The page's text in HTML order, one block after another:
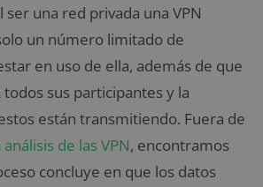
ser una red privada una VPN
un número limitado de
en uso de ella, además de que
sus participantes y la
están transmitiendo. Fuera de
de las VPN, encontramos
concluye en que los datos